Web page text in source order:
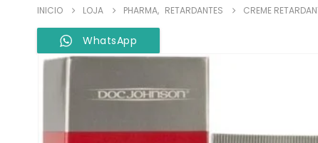
INICIO LOJA PHARMA, RETARDANTES CREME
WhatsApp